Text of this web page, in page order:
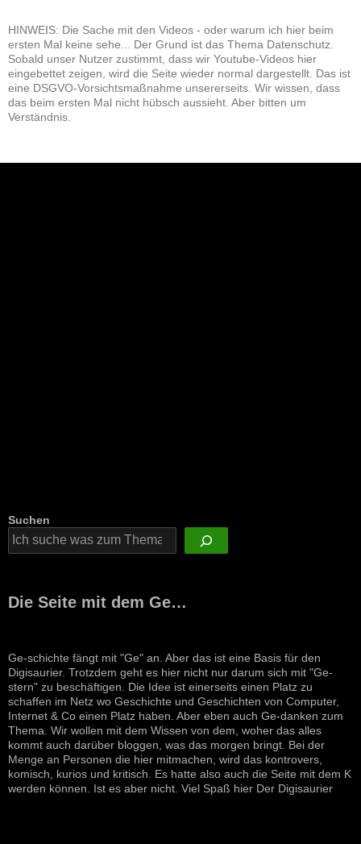
HINWEIS: Die Sache mit den Videos - oder warum ich hier beim
ersten Mal keine sehe... Der Grund ist das Thema Datenschutz.
Sobald unser Nutzer zustimmt, dass wir Youtube-Videos hier
eingebettet zeigen, wird die Seite wieder normal dargestellt. Das ist
eine DSGVO-Vorsichtsmaßnahme unsererseits. Wir wissen, dass
das beim ersten Mal nicht hübsch aussieht. Aber bitten um
Verständnis.
Suchen
Die Seite mit dem Ge…
Ge-schichte fängt mit "Ge" an. Aber das ist eine Basis für den
Digisaurier. Trotzdem geht es hier nicht nur darum sich mit "Ge-
stern" zu beschäftigen. Die Idee ist einerseits einen Platz zu
schaffen im Netz wo Geschichte und Geschichten von Computer,
Internet & Co einen Platz haben. Aber eben auch Ge-danken zum
Thema. Wir wollen mit dem Wissen von dem, woher das alles
kommt auch darüber bloggen, was das morgen bringt. Bei der
Menge an Personen die hier mitmachen, wird das kontrovers,
komisch, kurios und kritisch. Es hatte also auch die Seite mit dem K
werden können. Ist es aber nicht. Viel Spaß hier Der Digisaurier